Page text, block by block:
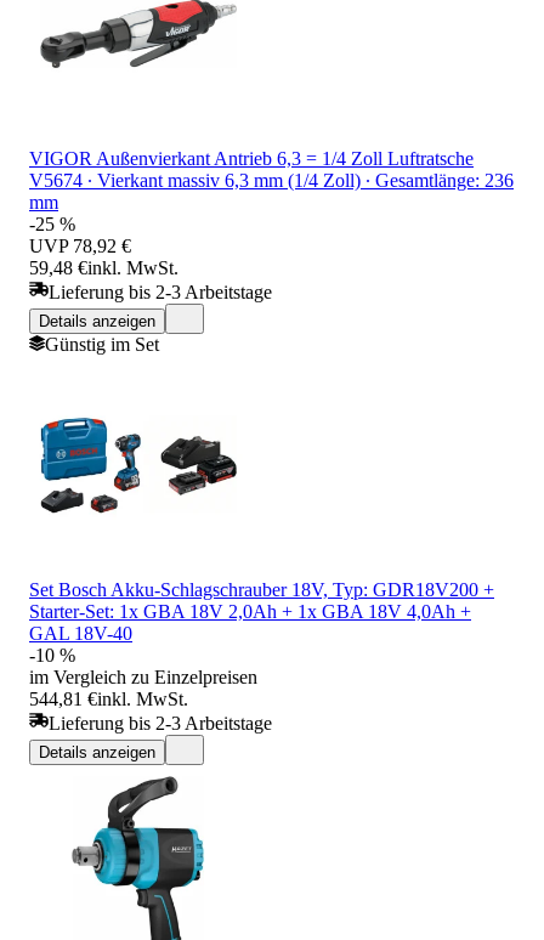
VIGOR Außenvierkant Antrieb 6,3 = 1/4 Zoll Luftratsche
V5674 ∙ Vierkant massiv 6,3 mm (1/4 Zoll) ∙ Gesamtlänge: 236
mm
-25 %
UVP 78,92 €
59,48 €inkl. MwSt.
Lieferung bis 2-3 Arbeitstage
Details anzeigen
Günstig im Set
Set Bosch Akku-Schlagschrauber 18V, Typ: GDR18V200 +
Starter-Set: 1x GBA 18V 2,0Ah + 1x GBA 18V 4,0Ah +
GAL 18V-40
-10 %
im Vergleich zu Einzelpreisen
544,81 €inkl. MwSt.
Lieferung bis 2-3 Arbeitstage
Details anzeigen